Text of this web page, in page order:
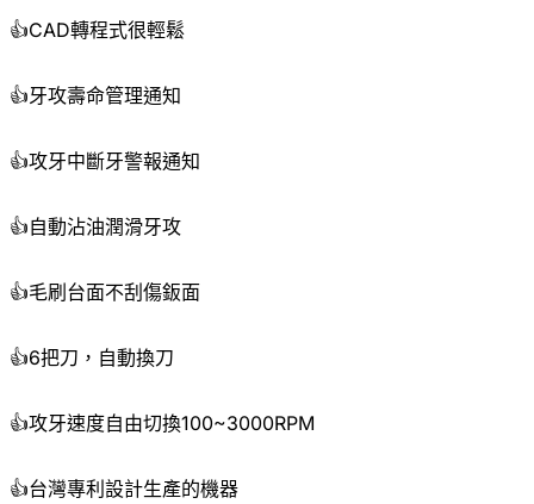
👍CAD轉程式很輕鬆
👍牙攻壽命管理通知
👍攻牙中斷牙警報通知
👍自動沾油潤滑牙攻
👍毛刷台面不刮傷鈑面
👍6把刀，自動換刀
👍攻牙速度自由切換100~3000RPM
👍台灣專利設計生產的機器